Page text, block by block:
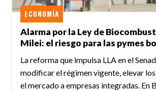
Alarma por la Ley de
Milei: el riesgo para las pymes
ECONOMÍA
La reforma que impulsa LLA en el
modificar el régimen vigente, elevar
el mercado a empresas integradas. En